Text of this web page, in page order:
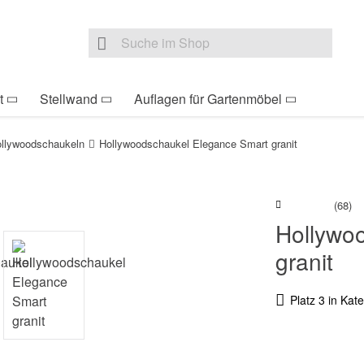
Suche nach
Stellwand Auflagen für Gartenmöbel
Hollywoodschaukel Elegance Smart granit
(68)
granit
Platz 3 in